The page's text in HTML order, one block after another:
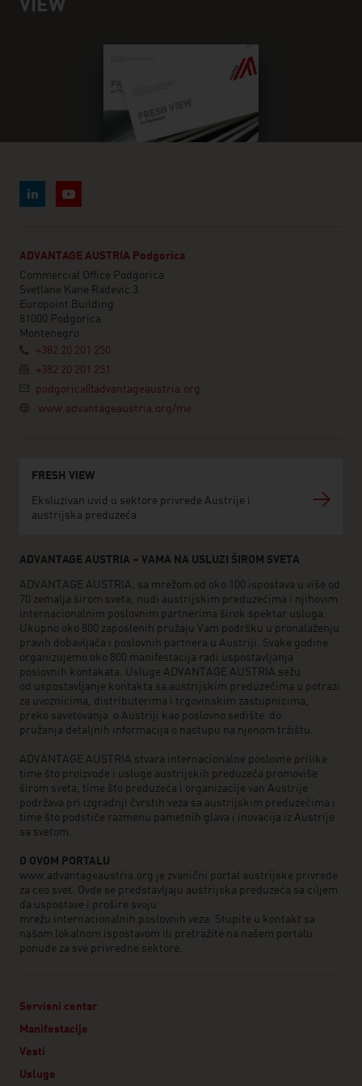
VIEW
ADVANTAGE AUSTRIA Podgorica
Commercial Office Podgorica
Svetlane Kane Radevic 3
Europoint Building
81000 Podgorica
Montenegro
+382 20 201 250
+382 20 201 251
podgorica@advantageaustria.org
www.advantageaustria.org/me
FRESH VIEW
Eksluzivan uvid u sektore privrede Austrije i
austrijska preduzeća
ADVANTAGE AUSTRIA – VAMA NA USLUZI ŠIROM SVETA
ADVANTAGE AUSTRIA, sa mrežom od oko 100 ispostava u više od
70 zemalja širom sveta, nudi austrijskim preduzećima i njihovim
internacionalnim poslovnim partnerima širok spektar usluga.
Ukupno oko 800 zaposlenih pružaju Vam podršku u pronalaženju
pravih dobavljača i poslovnih partnera u Austriji. Svake godine
organizujemo oko 800 manifestacija radi uspostavljanja
poslovnih kontakata. Usluge ADVANTAGE AUSTRIA sežu
od uspostavljanje kontakta sa austrijskim preduzećima u potrazi
za uvoznicima, distributerima i trgovinskim zastupnicima,
preko savetovanja o Austriji kao poslovno sedište do
pružanja detaljnih informacija o nastupu na njenom tržištu.
ADVANTAGE AUSTRIA stvara internacionalne poslovne prilike
time što proizvode i usluge austrijskih preduzeća promoviše
širom sveta, time što preduzeća i organizacije van Austrije
podržava pri izgradnji čvrstih veza sa austrijskim preduzećima i
time što podstiče razmenu pametnih glava i inovacija iz Austrije
sa svetom.
O OVOM PORTALU
www.advantageaustria.org je zvanični portal austrijske privrede
za ceo svet. Ovde se predstavljaju austrijska preduzeća sa ciljem
da uspostave i prošire svoju
mrežu internacionalnih poslovnih veza. Stupite u kontakt sa
našom lokalnom ispostavom ili pretražite na našem portalu
ponude za sve privredne sektore.
Servisni centar
Manifestacije
Vesti
Usluge